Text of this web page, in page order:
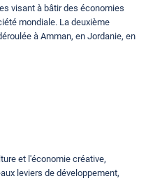
visant à bâtir des économies
mondiale. La deuxième
à Amman, en Jordanie, en
et l'économie créative,
leviers de développement,